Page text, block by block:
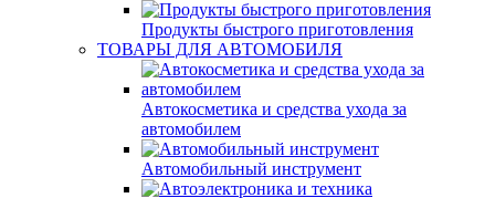
Продукты быстрого приготовления
ТОВАРЫ ДЛЯ АВТОМОБИЛЯ
Автокосметика и средства ухода за
автомобилем
Автомобильный инструмент